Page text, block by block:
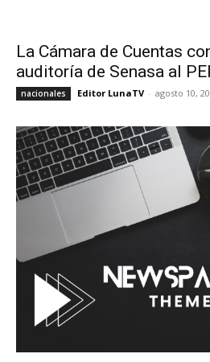
La Cámara de Cuentas
auditoría de Senasa al
nacionales Editor LunaTV - agosto 10,